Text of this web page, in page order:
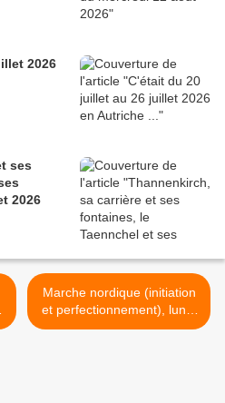
2026
ses
2026
Marche nordique (initiation
et perfectionnement), lundi
14 novembre 2022 >